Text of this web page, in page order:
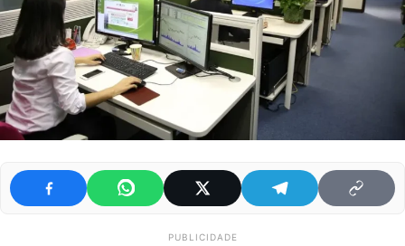
PUBLICIDADE